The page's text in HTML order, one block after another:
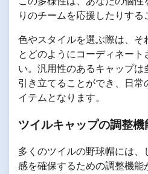
りのチームを応援したりする
色やスタイルを選ぶ際は、
とどのようにコーディネート
い。汎用性のあるキャップ
引き立てることができ、日
イテムとなります。
ツイルキャップの調整機
多くのツイルの野球帽には、
感を確保するための調整機